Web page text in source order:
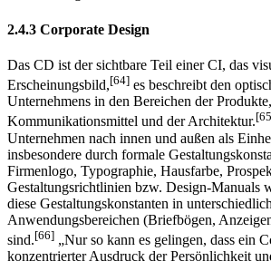
Das CD ist der sichtbare Teil einer CI, das
Erscheinungsbild,[64] es beschreibt den
Unternehmens in den Bereichen der
Kommunikationsmittel und der Architektur.
Unternehmen nach innen und außen als
insbesondere durch formale
Firmenlogo, Typographie, Hausfarbe,
Gestaltungsrichtlinien bzw. Design-Manuals
diese Gestaltungskonstanten in
Anwendungsbereichen (Briefbögen,
sind.[66]„Nur so kann es gelingen, dass ein